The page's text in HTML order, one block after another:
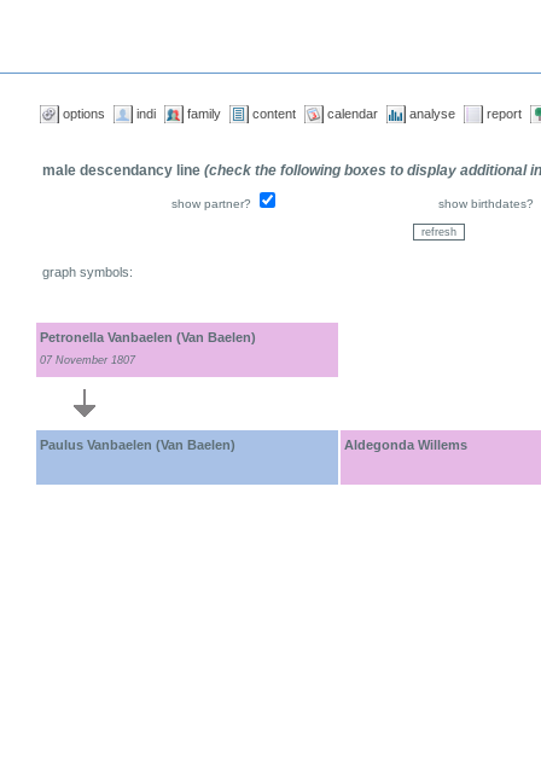
options indi family content calendar analyse report
male descendancy line (check the following boxes to display additional
show partner? show birthdates?
graph symbols:
Petronella Vanbaelen (Van Baelen)
07 November 1807
Paulus Vanbaelen (Van Baelen) Aldegonda Willems